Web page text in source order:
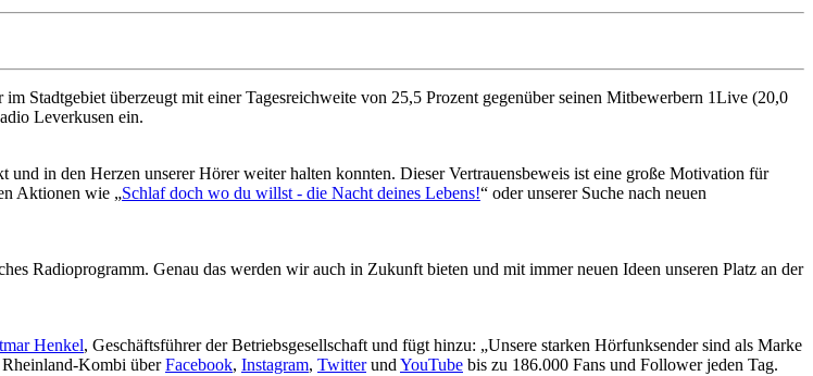
im Stadtgebiet überzeugt mit einer Tagesreichweite von 25,5 Prozent gegenüber seinen Mitbewerbern 1Live (20,0
Leverkusen ein.
in den Herzen unserer Hörer weiter halten konnten. Dieser Vertrauensbeweis ist eine große Motivation für
Aktionen wie „Schlaf doch wo du willst - die Nacht deines Lebens!“ oder unserer Suche nach neuen
Radioprogramm. Genau das werden wir auch in Zukunft bieten und mit immer neuen Ideen unseren Platz an der
Henkel, Geschäftsführer der Betriebsgesellschaft und fügt hinzu: „Unsere starken Hörfunksender sind als Marke
Rheinland-Kombi überFacebook, Instagram, Twitterund YouTube bis zu 186.000 Fans und Follower jeden Tag.